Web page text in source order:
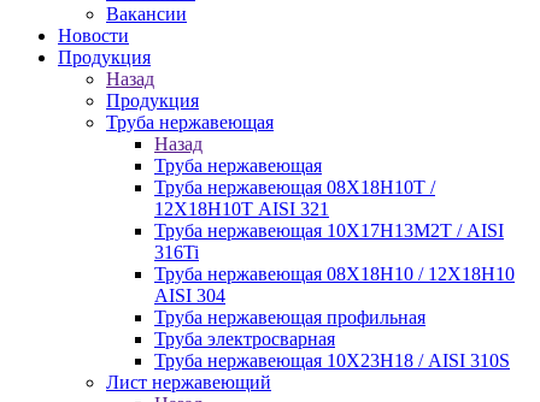
Вакансии
Новости
Продукция
Назад
Продукция
Труба нержавеющая
Назад
Труба нержавеющая
Труба нержавеющая 08Х18Н10Т /
12Х18Н10Т AISI 321
Труба нержавеющая 10Х17Н13М2Т / AISI
316Ti
Труба нержавеющая 08Х18Н10 / 12Х18Н10
AISI 304
Труба нержавеющая профильная
Труба электросварная
Труба нержавеющая 10Х23Н18 / AISI 310S
Лист нержавеющий